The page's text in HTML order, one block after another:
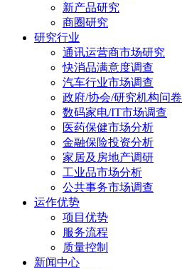
新产品研究
商圈研究
研究行业
通讯运营商市场研究
快消品满意度调查
汽车行业市场调查
政府/协会/研究机构问卷
数码家电/IT市场调查
医药保健市场分析
金融保险投资分析
家居及房地产调研
工业品市场分析
公共事务市场调查
运作优势
项目优势
服务流程
质量控制
新闻中心